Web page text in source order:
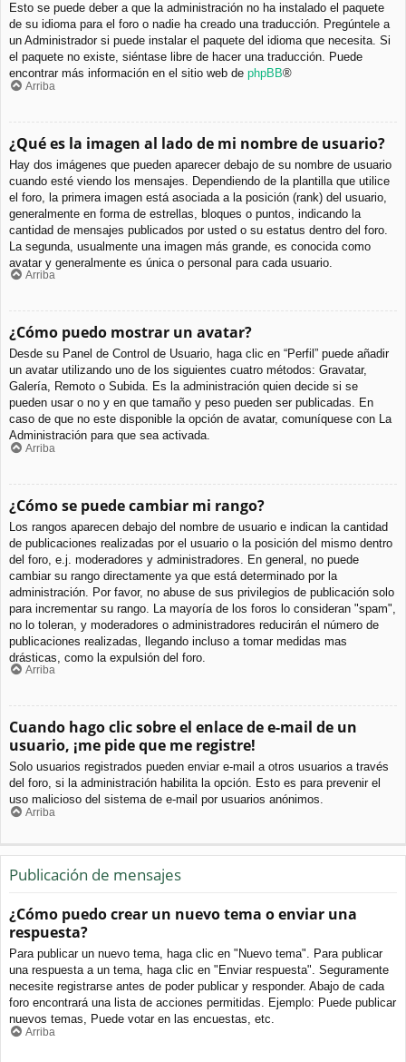
Esto se puede deber a que la administración no ha instalado el paquete
de su idioma para el foro o nadie ha creado una traducción. Pregúntele a
un Administrador si puede instalar el paquete del idioma que necesita. Si
el paquete no existe, siéntase libre de hacer una traducción. Puede
encontrar más información en el sitio web de phpBB®
Arriba
¿Qué es la imagen al lado de mi nombre de usuario?
Hay dos imágenes que pueden aparecer debajo de su nombre de usuario
cuando esté viendo los mensajes. Dependiendo de la plantilla que utilice
el foro, la primera imagen está asociada a la posición (rank) del usuario,
generalmente en forma de estrellas, bloques o puntos, indicando la
cantidad de mensajes publicados por usted o su estatus dentro del foro.
La segunda, usualmente una imagen más grande, es conocida como
avatar y generalmente es única o personal para cada usuario.
Arriba
¿Cómo puedo mostrar un avatar?
Desde su Panel de Control de Usuario, haga clic en “Perfil” puede añadir
un avatar utilizando uno de los siguientes cuatro métodos: Gravatar,
Galería, Remoto o Subida. Es la administración quien decide si se
pueden usar o no y en que tamaño y peso pueden ser publicadas. En
caso de que no este disponible la opción de avatar, comuníquese con La
Administración para que sea activada.
Arriba
¿Cómo se puede cambiar mi rango?
Los rangos aparecen debajo del nombre de usuario e indican la cantidad
de publicaciones realizadas por el usuario o la posición del mismo dentro
del foro, e.j. moderadores y administradores. En general, no puede
cambiar su rango directamente ya que está determinado por la
administración. Por favor, no abuse de sus privilegios de publicación solo
para incrementar su rango. La mayoría de los foros lo consideran "spam",
no lo toleran, y moderadores o administradores reducirán el número de
publicaciones realizadas, llegando incluso a tomar medidas mas
drásticas, como la expulsión del foro.
Arriba
Cuando hago clic sobre el enlace de e-mail de un
usuario, ¡me pide que me registre!
Solo usuarios registrados pueden enviar e-mail a otros usuarios a través
del foro, si la administración habilita la opción. Esto es para prevenir el
uso malicioso del sistema de e-mail por usuarios anónimos.
Arriba
Publicación de mensajes
¿Cómo puedo crear un nuevo tema o enviar una
respuesta?
Para publicar un nuevo tema, haga clic en "Nuevo tema". Para publicar
una respuesta a un tema, haga clic en "Enviar respuesta". Seguramente
necesite registrarse antes de poder publicar y responder. Abajo de cada
foro encontrará una lista de acciones permitidas. Ejemplo: Puede publicar
nuevos temas, Puede votar en las encuestas, etc.
Arriba